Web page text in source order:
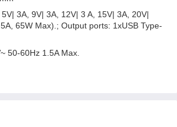
3A, 9V| 3A, 12V| 3 A, 15V| 3A, 20V|
65W Max).; Output ports: 1xUSB Type-
50-60Hz 1.5A Max.